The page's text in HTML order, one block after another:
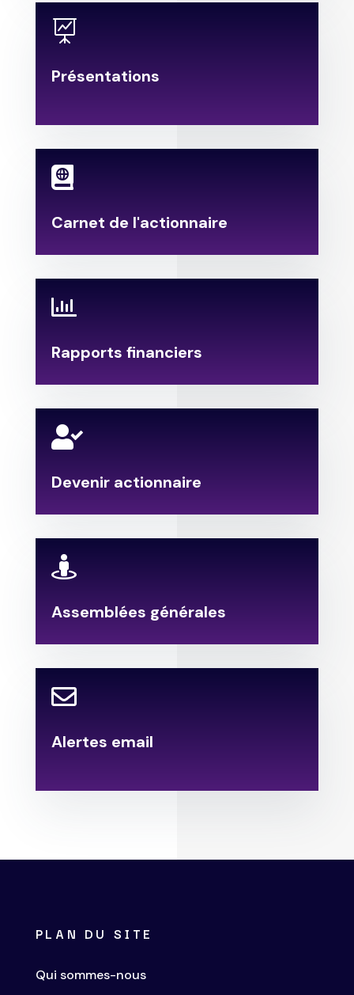

Présentations

Carnet de l'actionnaire

Rapports financiers

Devenir actionnaire

Assemblées générales

Alertes email
PLAN DU SITE
Qui sommes-nous